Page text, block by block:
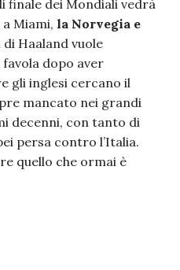
finale dei Mondiali vedrà
Miami, la Norvegia e
di Haaland vuole
dopo aver
gli inglesi cercano il
mancato nei grandi
decenni, con tanto di
persa contro l’Italia.
quello che ormai è